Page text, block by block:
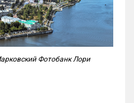
Фотобанк Лори